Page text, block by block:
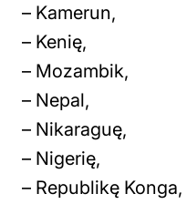
– Kamerun,
– Kenię,
– Mozambik,
– Nepal,
– Nikaraguę,
– Nigerię,
– Republikę Konga,